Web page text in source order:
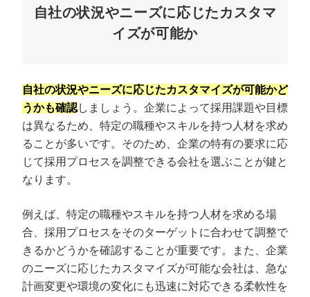
自社の状況やニーズに応じたカスタマ
イズが可能か
自社の状況やニーズに応じたカスタマイズが可能かど
うかも確認しましょう。企業によって採用課題や目標
は異なるため、特定の職種やスキルを持つ人材を求め
ることが多いです。そのため、企業の特有の要求に応
じて採用プロセスを調整できる会社を選ぶことが鍵と
なります。
例えば、特定の職種やスキルを持つ人材を求める場
合、採用プロセスをそのターゲットに合わせて調整で
きるかどうかを確認することが重要です。また、企業
のニーズに応じたカスタマイズが可能な会社は、急な
計画変更や環境の変化にも迅速に対応できる柔軟性を